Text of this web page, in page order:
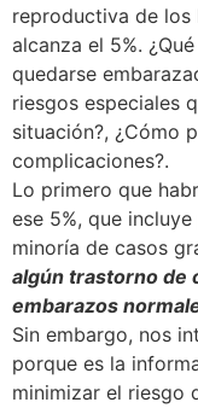
reproductiva de los
alcanza el 5%.
quedarse
riesgos especiales
situación?, ¿Cómo
complicaciones?.
Lo primero que
ese 5%, que
minoría de casos
algún trastorno de
embarazos
Sin embargo, nos
porque es la
minimizar el riesgo